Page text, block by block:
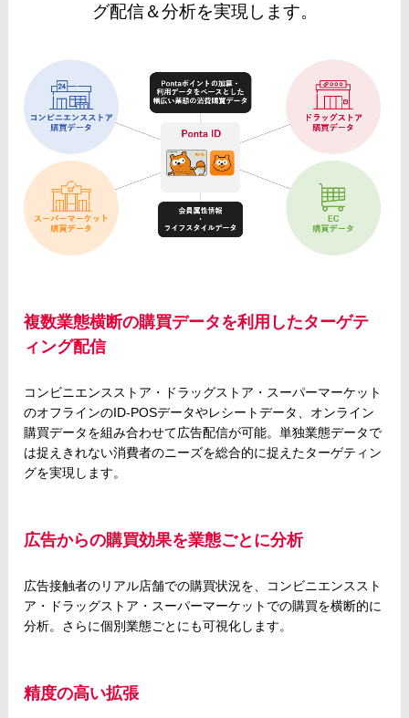
グ配信＆分析を実現します。
複数業態横断の購買データを利用したターゲテ
ィング配信
コンビニエンスストア・ドラッグストア・スーパーマーケット
のオフラインのID-POSデータやレシートデータ、オンライン
購買データを組み合わせて広告配信が可能。単独業態データで
は捉えきれない消費者のニーズを総合的に捉えたターゲティン
グを実現します。
広告からの購買効果を業態ごとに分析
広告接触者のリアル店舗での購買状況を、コンビニエンススト
ア・ドラッグストア・スーパーマーケットでの購買を横断的に
分析。さらに個別業態ごとにも可視化します。
精度の高い拡張